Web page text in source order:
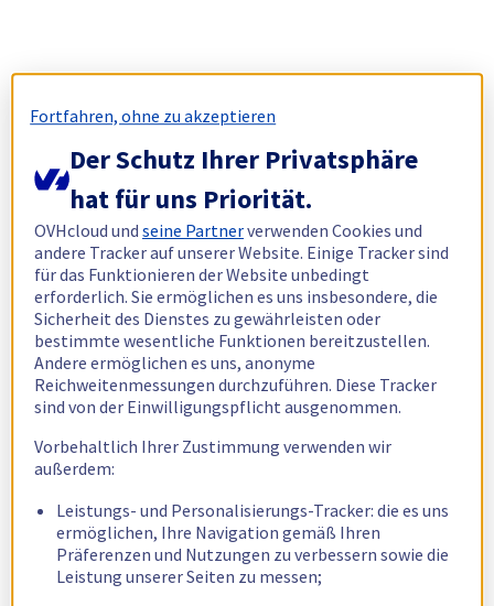
Fortfahren, ohne zu akzeptieren
Der Schutz Ihrer Privatsphäre
hat für uns Priorität.
OVHcloud undseine Partnerverwenden Cookies und
andere Tracker auf unserer Website. Einige Tracker sind
für das Funktionieren der Website unbedingt
erforderlich. Sie ermöglichen es uns insbesondere, die
Sicherheit des Dienstes zu gewährleisten oder
bestimmte wesentliche Funktionen bereitzustellen.
Andere ermöglichen es uns, anonyme
Reichweitenmessungen durchzuführen. Diese Tracker
sind von der Einwilligungspflicht ausgenommen.
Vorbehaltlich Ihrer Zustimmung verwenden wir
außerdem:
Leistungs- und Personalisierungs-Tracker: die es uns
ermöglichen, Ihre Navigation gemäß Ihren
Präferenzen und Nutzungen zu verbessern sowie die
Leistung unserer Seiten zu messen;